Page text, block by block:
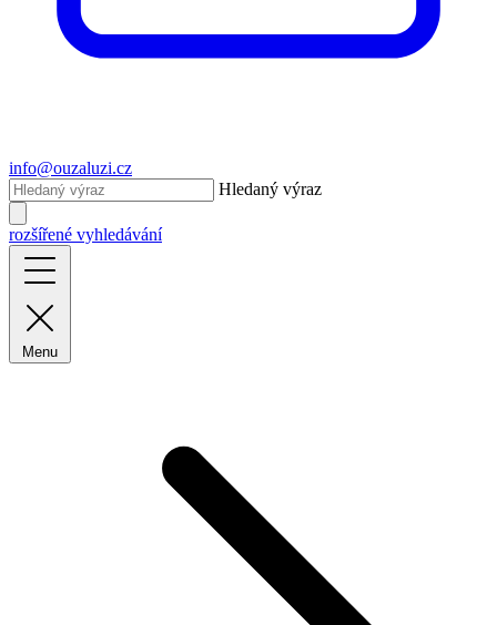
info@ouzaluzi.cz
Hledaný výraz
rozšířené vyhledávání
Menu